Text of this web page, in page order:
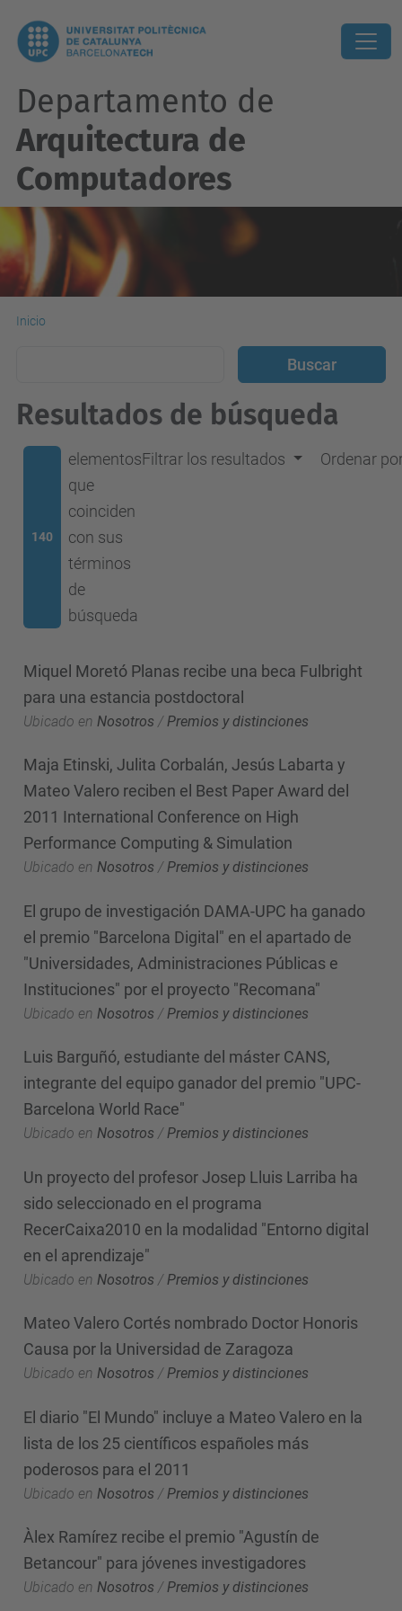
Departamento de
Arquitectura de
Computadores
Inicio
Resultados de búsqueda
140
elementos
que
coinciden
con sus
términos
de
búsqueda
Filtrar los resultados Ordenar
Miquel Moretó Planas recibe una beca Fulbright
para una estancia postdoctoral
Ubicado en Nosotros / Premios y distinciones
Maja Etinski, Julita Corbalán, Jesús Labarta y
Mateo Valero reciben el Best Paper Award del
2011 International Conference on High
Performance Computing & Simulation
Ubicado en Nosotros /Premios y distinciones
El grupo de investigación DAMA-UPC ha ganado
el premio "Barcelona Digital" en el apartado de
"Universidades, Administraciones Públicas e
Instituciones" por el proyecto "Recomana"
Ubicado en Nosotros / Premios y distinciones
Luis Barguñó, estudiante del máster CANS,
integrante del equipo ganador del premio "UPC-
Barcelona World Race"
Ubicado en Nosotros /Premios y distinciones
Un proyecto del profesor Josep Lluis Larriba ha
sido seleccionado en el programa
RecerCaixa2010 en la modalidad "Entorno digital
en el aprendizaje"
Ubicado en Nosotros / Premios y distinciones
Mateo Valero Cortés nombrado Doctor Honoris
Causa por la Universidad de Zaragoza
Ubicado en Nosotros /Premios y distinciones
El diario "El Mundo" incluye a Mateo Valero en la
lista de los 25 científicos españoles más
poderosos para el 2011
Ubicado en Nosotros / Premios y distinciones
Àlex Ramírez recibe el premio "Agustín de
Betancour" para jóvenes investigadores
Ubicado en Nosotros /Premios y distinciones